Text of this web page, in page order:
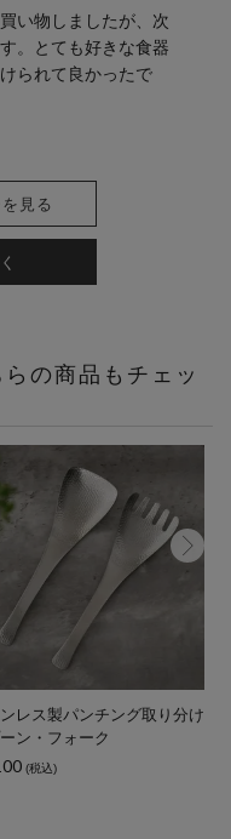
い物しましたが、次
。とても好きな食器
られて良かったで
見る
の商品もチェッ
レス製パンチング取り分け
ン・フォーク
(税込)